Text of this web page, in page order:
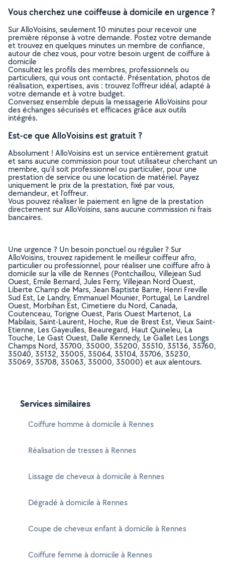
Vous cherchez une coiffeuse à domicile en urgence ?
Sur AlloVoisins, seulement 10 minutes pour recevoir une
première réponse à votre demande. Postez votre demande
et trouvez en quelques minutes un membre de confiance,
autour de chez vous, pour votre besoin urgent de coiffure à
domicile
Consultez les profils des membres, professionnels ou
particuliers, qui vous ont contacté. Présentation, photos de
réalisation, expertises, avis : trouvez l'offreur idéal, adapté à
votre demande et à votre budget.
Conversez ensemble depuis la messagerie AlloVoisins pour
des échanges sécurisés et efficaces grâce aux outils
intégrés.
Est-ce que AlloVoisins est gratuit ?
Absolument ! AlloVoisins est un service entièrement gratuit
et sans aucune commission pour tout utilisateur cherchant un
membre, qu’il soit professionnel ou particulier, pour une
prestation de service ou une location de matériel. Payez
uniquement le prix de la prestation, fixé par vous,
demandeur, et l’offreur.
Vous pouvez réaliser le paiement en ligne de la prestation
directement sur AlloVoisins, sans aucune commission ni frais
bancaires.
Une urgence ? Un besoin ponctuel ou régulier ? Sur
AlloVoisins, trouvez rapidement le meilleur coiffeur afro,
particulier ou professionnel, pour réaliser une coiffure afro à
domicile sur la ville de Rennes (Pontchaillou, Villejean Sud
Ouest, Emile Bernard, Jules Ferry, Villejean Nord Ouest,
Liberte Champ de Mars, Jean Baptiste Barre, Henri Freville
Sud Est, Le Landry, Emmanuel Mounier, Portugal, Le Landrel
Ouest, Morbihan Est, Cimetiere du Nord, Canada,
Coutenceau, Torigne Ouest, Paris Ouest Martenot, La
Mabilais, Saint-Laurent, Hoche, Rue de Brest Est, Vieux Saint-
Etienne, Les Gayeulles, Beauregard, Haut Quineleu, La
Touche, Le Gast Ouest, Dalle Kennedy, Le Gallet Les Longs
Champs Nord, 35700, 35000, 35200, 35510, 35136, 35760,
35040, 35132, 35005, 35064, 35104, 35706, 35230,
35069, 35708, 35063, 35000, 35000) et aux alentours.
Services similaires
Coiffure homme à domicile à Rennes
Réalisation de tresses à Rennes
Lissage de cheveux à domicile à Rennes
Dégradé à domicile à Rennes
Coupe de cheveux enfant à domicile à Rennes
Coiffure femme à domicile à Rennes